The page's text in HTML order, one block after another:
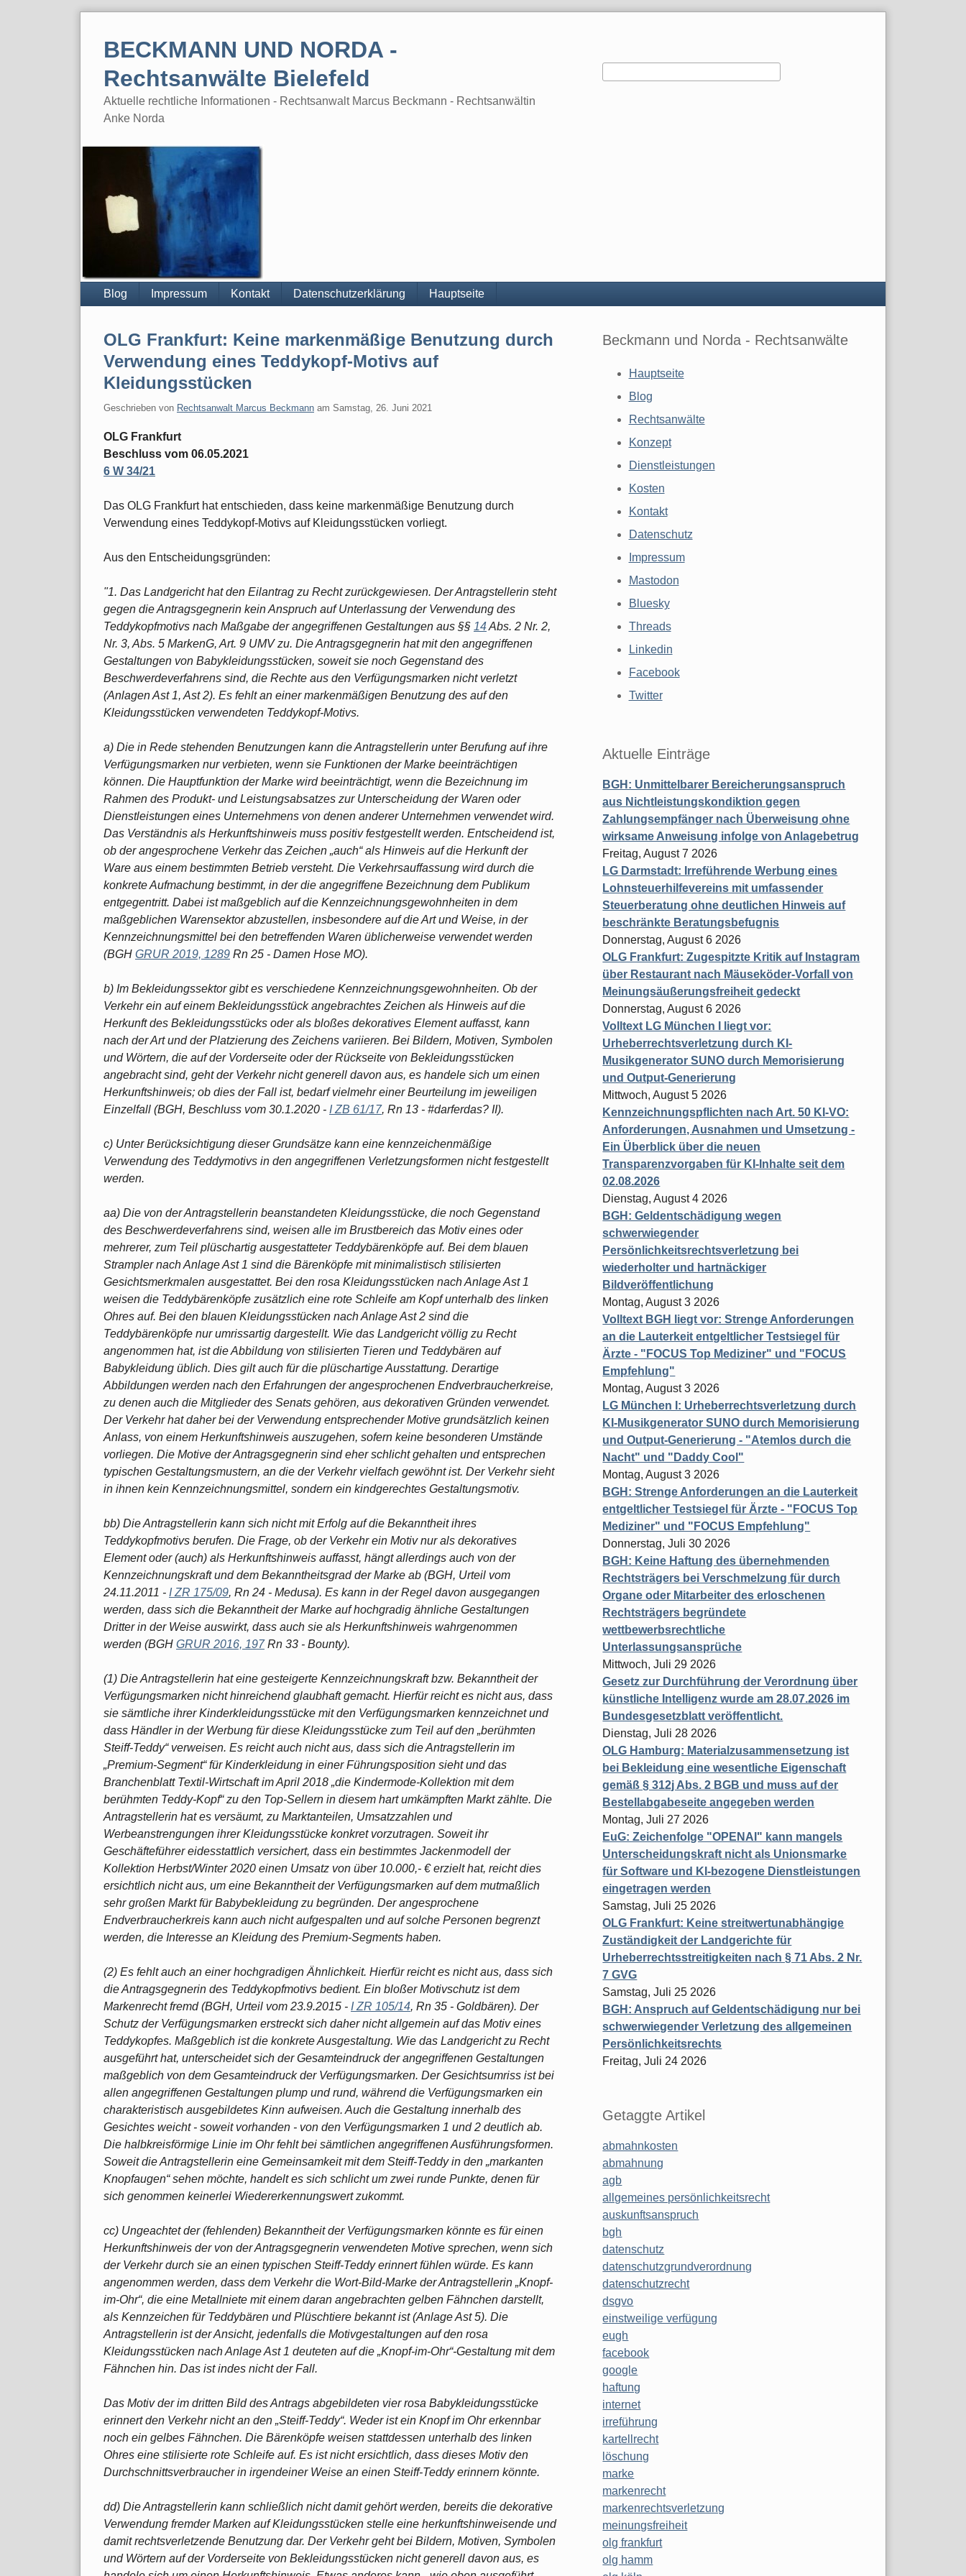
BECKMANN UND NORDA -
Rechtsanwälte Bielefeld
Aktuelle rechtliche Informationen - Rechtsanwalt Marcus Beckmann - Rechtsanwältin
Anke Norda
Blog Impressum Kontakt Datenschutzerklärung Hauptseite
OLG Frankfurt: Keine markenmäßige Benutzung durch
Verwendung eines Teddykopf-Motivs auf
Kleidungsstücken
Geschrieben von Rechtsanwalt Marcus Beckmann am Samstag, 26. Juni 2021
OLG Frankfurt
Beschluss vom 06.05.2021
6 W 34/21
Das OLG Frankfurt hat entschieden, dass keine markenmäßige Benutzung durch
Verwendung eines Teddykopf-Motivs auf Kleidungsstücken vorliegt.
Aus den Entscheidungsgründen:
"1. Das Landgericht hat den Eilantrag zu Recht zurückgewiesen. Der Antragstellerin steht
gegen die Antragsgegnerin kein Anspruch auf Unterlassung der Verwendung des
Teddykopfmotivs nach Maßgabe der angegriffenen Gestaltungen aus §§ 14Abs. 2 Nr. 2,
Nr. 3, Abs. 5 MarkenG, Art. 9 UMV zu. Die Antragsgegnerin hat mit den angegriffenen
Gestaltungen von Babykleidungsstücken, soweit sie noch Gegenstand des
Beschwerdeverfahrens sind, die Rechte aus den Verfügungsmarken nicht verletzt
(Anlagen Ast 1, Ast 2). Es fehlt an einer markenmäßigen Benutzung des auf den
Kleidungsstücken verwendeten Teddykopf-Motivs.
a) Die in Rede stehenden Benutzungen kann die Antragstellerin unter Berufung auf ihre
Verfügungsmarken nur verbieten, wenn sie Funktionen der Marke beeinträchtigen
können. Die Hauptfunktion der Marke wird beeinträchtigt, wenn die Bezeichnung im
Rahmen des Produkt- und Leistungsabsatzes zur Unterscheidung der Waren oder
Dienstleistungen eines Unternehmens von denen anderer Unternehmen verwendet wird.
Das Verständnis als Herkunftshinweis muss positiv festgestellt werden. Entscheidend ist,
ob der angesprochene Verkehr das Zeichen „auch“ als Hinweis auf die Herkunft der
Ware aus einem bestimmten Betrieb versteht. Die Verkehrsauffassung wird durch die
konkrete Aufmachung bestimmt, in der die angegriffene Bezeichnung dem Publikum
entgegentritt. Dabei ist maßgeblich auf die Kennzeichnungsgewohnheiten in dem
maßgeblichen Warensektor abzustellen, insbesondere auf die Art und Weise, in der
Kennzeichnungsmittel bei den betreffenden Waren üblicherweise verwendet werden
(BGH GRUR 2019, 1289 Rn 25 - Damen Hose MO).
b) Im Bekleidungssektor gibt es verschiedene Kennzeichnungsgewohnheiten. Ob der
Verkehr ein auf einem Bekleidungsstück angebrachtes Zeichen als Hinweis auf die
Herkunft des Bekleidungsstücks oder als bloßes dekoratives Element auffasst, kann
nach der Art und der Platzierung des Zeichens variieren. Bei Bildern, Motiven, Symbolen
und Wörtern, die auf der Vorderseite oder der Rückseite von Bekleidungsstücken
angebracht sind, geht der Verkehr nicht generell davon aus, es handele sich um einen
Herkunftshinweis; ob dies der Fall ist, bedarf vielmehr einer Beurteilung im jeweiligen
Einzelfall (BGH, Beschluss vom 30.1.2020 - I ZB 61/17, Rn 13 - #darferdas? II).
c) Unter Berücksichtigung dieser Grundsätze kann eine kennzeichenmäßige
Verwendung des Teddymotivs in den angegriffenen Verletzungsformen nicht festgestellt
werden.
aa) Die von der Antragstellerin beanstandeten Kleidungsstücke, die noch Gegenstand
des Beschwerdeverfahrens sind, weisen alle im Brustbereich das Motiv eines oder
mehrerer, zum Teil plüschartig ausgestatteter Teddybärenköpfe auf. Bei dem blauen
Strampler nach Anlage Ast 1 sind die Bärenköpfe mit minimalistisch stilisierten
Gesichtsmerkmalen ausgestattet. Bei den rosa Kleidungsstücken nach Anlage Ast 1
weisen die Teddybärenköpfe zusätzlich eine rote Schleife am Kopf unterhalb des linken
Ohres auf. Bei den blauen Kleidungsstücken nach Anlage Ast 2 sind die
Teddybärenköpfe nur umrissartig dargestellt. Wie das Landgericht völlig zu Recht
angenommen hat, ist die Abbildung von stilisierten Tieren und Teddybären auf
Babykleidung üblich. Dies gilt auch für die plüschartige Ausstattung. Derartige
Abbildungen werden nach den Erfahrungen der angesprochenen Endverbraucherkreise,
zu denen auch die Mitglieder des Senats gehören, aus dekorativen Gründen verwendet.
Der Verkehr hat daher bei der Verwendung entsprechender Motive grundsätzlich keinen
Anlass, von einem Herkunftshinweis auszugehen, sofern keine besonderen Umstände
vorliegen. Die Motive der Antragsgegnerin sind eher schlicht gehalten und entsprechen
typischen Gestaltungsmustern, an die der Verkehr vielfach gewöhnt ist. Der Verkehr sieht
in ihnen kein Kennzeichnungsmittel, sondern ein kindgerechtes Gestaltungsmotiv.
bb) Die Antragstellerin kann sich nicht mit Erfolg auf die Bekanntheit ihres
Teddykopfmotivs berufen. Die Frage, ob der Verkehr ein Motiv nur als dekoratives
Element oder (auch) als Herkunftshinweis auffasst, hängt allerdings auch von der
Kennzeichnungskraft und dem Bekanntheitsgrad der Marke ab (BGH, Urteil vom
24.11.2011 - I ZR 175/09, Rn 24 - Medusa). Es kann in der Regel davon ausgegangen
werden, dass sich die Bekanntheit der Marke auf hochgradig ähnliche Gestaltungen
Dritter in der Weise auswirkt, dass auch sie als Herkunftshinweis wahrgenommen
werden (BGH GRUR 2016, 197Rn 33 - Bounty).
(1) Die Antragstellerin hat eine gesteigerte Kennzeichnungskraft bzw. Bekanntheit der
Verfügungsmarken nicht hinreichend glaubhaft gemacht. Hierfür reicht es nicht aus, dass
sie sämtliche ihrer Kinderkleidungsstücke mit den Verfügungsmarken kennzeichnet und
dass Händler in der Werbung für diese Kleidungsstücke zum Teil auf den „berühmten
Steiff-Teddy“ verweisen. Es reicht auch nicht aus, dass sich die Antragstellerin im
„Premium-Segment“ für Kinderkleidung in einer Führungsposition sieht und das
Branchenblatt Textil-Wirtschaft im April 2018 „die Kindermode-Kollektion mit dem
berühmten Teddy-Kopf“ zu den Top-Sellern in diesem hart umkämpften Markt zählte. Die
Antragstellerin hat es versäumt, zu Marktanteilen, Umsatzzahlen und
Werbeanstrengungen ihrer Kleidungsstücke konkret vorzutragen. Soweit ihr
Geschäfteführer eidesstattlich versichert, dass ein bestimmtes Jackenmodell der
Kollektion Herbst/Winter 2020 einen Umsatz von über 10.000,- € erzielt hat, reicht dies
ersichtlich nicht aus, um eine Bekanntheit der Verfügungsmarken auf dem mutmaßlich
sehr großen Markt für Babybekleidung zu begründen. Der angesprochene
Endverbraucherkreis kann auch nicht aufgespalten und auf solche Personen begrenzt
werden, die Interesse an Kleidung des Premium-Segments haben.
(2) Es fehlt auch an einer hochgradigen Ähnlichkeit. Hierfür reicht es nicht aus, dass sich
die Antragsgegnerin des Teddykopfmotivs bedient. Ein bloßer Motivschutz ist dem
Markenrecht fremd (BGH, Urteil vom 23.9.2015 - I ZR 105/14, Rn 35 - Goldbären). Der
Schutz der Verfügungsmarken erstreckt sich daher nicht allgemein auf das Motiv eines
Teddykopfes. Maßgeblich ist die konkrete Ausgestaltung. Wie das Landgericht zu Recht
ausgeführt hat, unterscheidet sich der Gesamteindruck der angegriffenen Gestaltungen
maßgeblich von dem Gesamteindruck der Verfügungsmarken. Der Gesichtsumriss ist bei
allen angegriffenen Gestaltungen plump und rund, während die Verfügungsmarken ein
charakteristisch ausgebildetes Kinn aufweisen. Auch die Gestaltung innerhalb des
Gesichtes weicht - soweit vorhanden - von den Verfügungsmarken 1 und 2 deutlich ab.
Die halbkreisförmige Linie im Ohr fehlt bei sämtlichen angegriffenen Ausführungsformen.
Soweit die Antragstellerin eine Gemeinsamkeit mit dem Steiff-Teddy in den „markanten
Knopfaugen“ sehen möchte, handelt es sich schlicht um zwei runde Punkte, denen für
sich genommen keinerlei Wiedererkennungswert zukommt.
cc) Ungeachtet der (fehlenden) Bekanntheit der Verfügungsmarken könnte es für einen
Herkunftshinweis der von der Antragsgegnerin verwendeten Motive sprechen, wenn sich
der Verkehr durch sie an einen typischen Steiff-Teddy erinnert fühlen würde. Es kann
angenommen werden, dass dem Verkehr die Wort-Bild-Marke der Antragstellerin „Knopf-
im-Ohr“, die eine Metallniete mit einem daran angebrachten gelben Fähnchen darstellt,
als Kennzeichen für Teddybären und Plüschtiere bekannt ist (Anlage Ast 5). Die
Antragstellerin ist der Ansicht, jedenfalls die Motivgestaltungen auf den rosa
Kleidungsstücken nach Anlage Ast 1 deuteten auf die „Knopf-im-Ohr“-Gestaltung mit dem
Fähnchen hin. Das ist indes nicht der Fall.
Das Motiv der im dritten Bild des Antrags abgebildeten vier rosa Babykleidungsstücke
erinnert den Verkehr nicht an den „Steiff-Teddy“. Weder ist ein Knopf im Ohr erkennbar
noch ein gelbes Fähnchen. Die Bärenköpfe weisen stattdessen unterhalb des linken
Ohres eine stilisierte rote Schleife auf. Es ist nicht ersichtlich, dass dieses Motiv den
Durchschnittsverbraucher in irgendeiner Weise an einen Steiff-Teddy erinnern könnte.
dd) Die Antragstellerin kann schließlich nicht damit gehört werden, bereits die dekorative
Verwendung fremder Marken auf Kleidungsstücken stelle eine herkunftshinweisende und
damit rechtsverletzende Benutzung dar. Der Verkehr geht bei Bildern, Motiven, Symbolen
und Wörtern auf der Vorderseite von Bekleidungsstücken nicht generell davon aus, es
Beckmann und Norda - Rechtsanwälte
Hauptseite
Blog
Rechtsanwälte
Konzept
Dienstleistungen
Kosten
Kontakt
Datenschutz
Impressum
Mastodon
Bluesky
Threads
Linkedin
Facebook
Twitter
Aktuelle Einträge
BGH: Unmittelbarer Bereicherungsanspruch
aus Nichtleistungskondiktion gegen
Zahlungsempfänger nach Überweisung ohne
wirksame Anweisung infolge von Anlagebetrug
Freitag, August 7 2026
LG Darmstadt: Irreführende Werbung eines
Lohnsteuerhilfevereins mit umfassender
Steuerberatung ohne deutlichen Hinweis auf
beschränkte Beratungsbefugnis
Donnerstag, August 6 2026
OLG Frankfurt: Zugespitzte Kritik auf Instagram
über Restaurant nach Mäuseköder-Vorfall von
Meinungsäußerungsfreiheit gedeckt
Donnerstag, August 6 2026
Volltext LG München I liegt vor:
Urheberrechtsverletzung durch KI-
Musikgenerator SUNO durch Memorisierung
und Output-Generierung
Mittwoch, August 5 2026
Kennzeichnungspflichten nach Art. 50 KI-VO:
Anforderungen, Ausnahmen und Umsetzung -
Ein Überblick über die neuen
Transparenzvorgaben für KI-Inhalte seit dem
02.08.2026
Dienstag, August 4 2026
BGH: Geldentschädigung wegen
schwerwiegender
Persönlichkeitsrechtsverletzung bei
wiederholter und hartnäckiger
Bildveröffentlichung
Montag, August 3 2026
Volltext BGH liegt vor: Strenge Anforderungen
an die Lauterkeit entgeltlicher Testsiegel für
Ärzte - "FOCUS Top Mediziner" und "FOCUS
Empfehlung"
Montag, August 3 2026
LG München I: Urheberrechtsverletzung durch
KI-Musikgenerator SUNO durch Memorisierung
und Output-Generierung - "Atemlos durch die
Nacht" und "Daddy Cool"
Montag, August 3 2026
BGH: Strenge Anforderungen an die Lauterkeit
entgeltlicher Testsiegel für Ärzte - "FOCUS Top
Mediziner" und "FOCUS Empfehlung"
Donnerstag, Juli 30 2026
BGH: Keine Haftung des übernehmenden
Rechtsträgers bei Verschmelzung für durch
Organe oder Mitarbeiter des erloschenen
Rechtsträgers begründete
wettbewerbsrechtliche
Unterlassungsansprüche
Mittwoch, Juli 29 2026
Gesetz zur Durchführung der Verordnung über
künstliche Intelligenz wurde am 28.07.2026 im
Bundesgesetzblatt veröffentlicht.
Dienstag, Juli 28 2026
OLG Hamburg: Materialzusammensetzung ist
bei Bekleidung eine wesentliche Eigenschaft
gemäß § 312j Abs. 2 BGB und muss auf der
Bestellabgabeseite angegeben werden
Montag, Juli 27 2026
EuG: Zeichenfolge "OPENAI" kann mangels
Unterscheidungskraft nicht als Unionsmarke
für Software und KI-bezogene Dienstleistungen
eingetragen werden
Samstag, Juli 25 2026
OLG Frankfurt: Keine streitwertunabhängige
Zuständigkeit der Landgerichte für
Urheberrechtsstreitigkeiten nach § 71 Abs. 2 Nr.
7 GVG
Samstag, Juli 25 2026
BGH: Anspruch auf Geldentschädigung nur bei
schwerwiegender Verletzung des allgemeinen
Persönlichkeitsrechts
Freitag, Juli 24 2026
Getaggte Artikel
abmahnkosten
abmahnung
agb
allgemeines persönlichkeitsrecht
auskunftsanspruch
bgh
datenschutz
datenschutzgrundverordnung
datenschutzrecht
dsgvo
einstweilige verfügung
eugh
facebook
google
haftung
internet
irreführung
kartellrecht
löschung
marke
markenrecht
markenrechtsverletzung
meinungsfreiheit
olg frankfurt
olg hamm